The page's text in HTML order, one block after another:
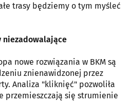
trasy będziemy o tym myśleć
niezadowalające
nowe rozwiązania w BKM są
znienawidzonej przez
Analiza "kliknięć" pozwoliła
przemieszczają się strumienie